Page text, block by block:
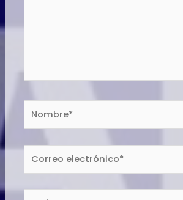
Correo
electrónico*